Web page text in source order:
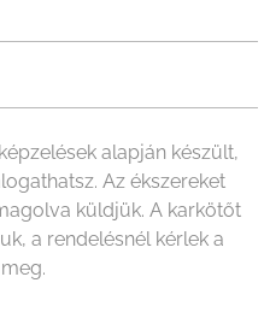
alapján készült,
Az ékszereket
küldjük. A karkötőt
a rendelésnél kérlek a